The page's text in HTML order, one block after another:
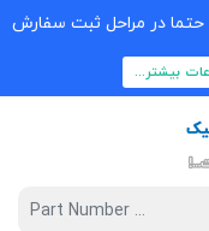
حتما در مراحل ثبت سفارش
بیشتر...